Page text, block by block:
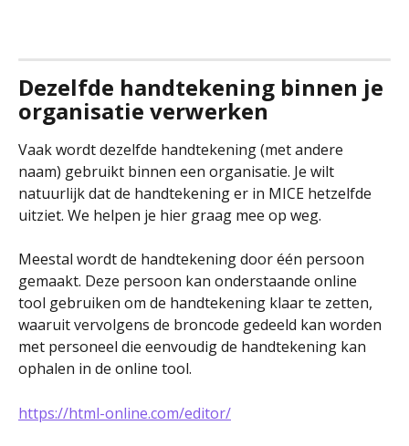
Dezelfde handtekening binnen je
organisatie verwerken
Vaak wordt dezelfde handtekening (met andere
naam) gebruikt binnen een organisatie. Je wilt
natuurlijk dat de handtekening er in MICE hetzelfde
uitziet. We helpen je hier graag mee op weg.
Meestal wordt de handtekening door één persoon
gemaakt. Deze persoon kan onderstaande online
tool gebruiken om de handtekening klaar te zetten,
waaruit vervolgens de broncode gedeeld kan worden
met personeel die eenvoudig de handtekening kan
ophalen in de online tool.
https://html-online.com/editor/